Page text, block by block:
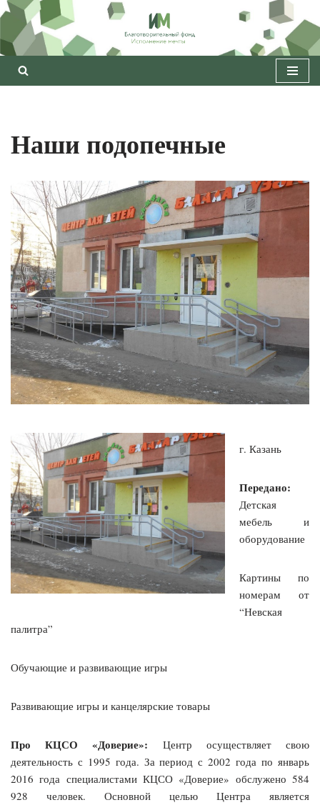
Перейти
к
содержимому
Наши подопечные
г. Казань
Передано:
Детская
мебель и
оборудование
Картины по
номерам от
“Невская
палитра”
Обучающие и развивающие игры
Развивающие игры и канцелярские товары
Про КЦСО «Доверие»: Центр осуществляет свою
деятельность с 1995 года. За период с 2002 года по январь
2016 года специалистами КЦСО «Доверие» обслужено 584
928 человек. Основной целью Центра является